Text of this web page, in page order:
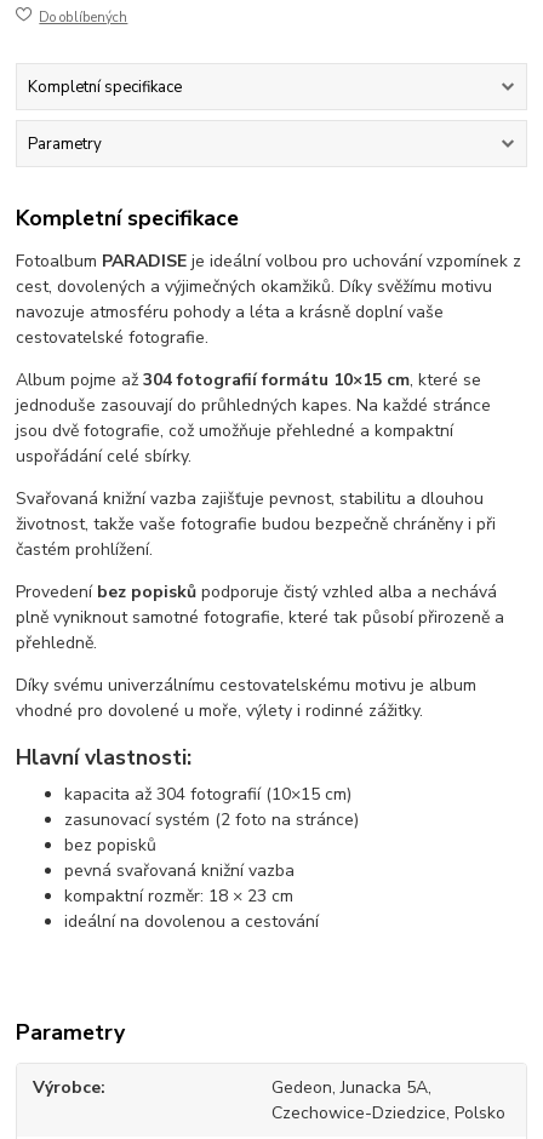
Do oblíbených
Kompletní specifikace
Parametry
Kompletní specifikace
Fotoalbum PARADISE je ideální volbou pro uchování vzpomínek z
cest, dovolených a výjimečných okamžiků. Díky svěžímu motivu
navozuje atmosféru pohody a léta a krásně doplní vaše
cestovatelské fotografie.
Album pojme až304 fotografií formátu 10×15 cm, které se
jednoduše zasouvají do průhledných kapes. Na každé stránce
jsou dvě fotografie, což umožňuje přehledné a kompaktní
uspořádání celé sbírky.
Svařovaná knižní vazba zajišťuje pevnost, stabilitu a dlouhou
životnost, takže vaše fotografie budou bezpečně chráněny i při
častém prohlížení.
Provedení bez popisků podporuje čistý vzhled alba a nechává
plně vyniknout samotné fotografie, které tak působí přirozeně a
přehledně.
Díky svému univerzálnímu cestovatelskému motivu je album
vhodné pro dovolené u moře, výlety i rodinné zážitky.
Hlavní vlastnosti:
kapacita až 304 fotografií (10×15 cm)
zasunovací systém (2 foto na stránce)
bez popisků
pevná svařovaná knižní vazba
kompaktní rozměr: 18 × 23 cm
ideální na dovolenou a cestování
Parametry
Výrobce
Gedeon, Junacka 5A,
Czechowice-Dziedzice, Polsko